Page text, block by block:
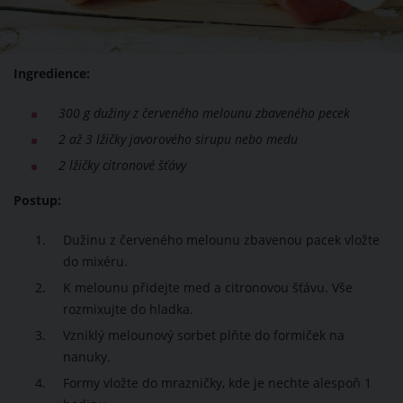
Ingredience:
300 g dužiny z červeného melounu zbaveného pecek
2 až 3 lžičky javorového sirupu nebo medu
2 lžičky citronové šťávy
Postup:
Dužinu z červeného melounu zbavenou pacek vložte
do mixéru.
K melounu přidejte med a citronovou šťávu. Vše
rozmixujte do hladka.
Vzniklý melounový sorbet plňte do formiček na
nanuky.
Formy vložte do mrazničky, kde je nechte alespoň 1